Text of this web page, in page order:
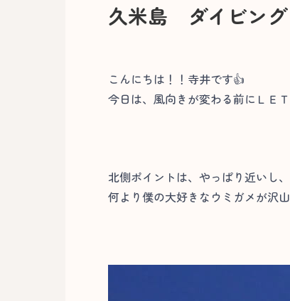
久米島 ダイビン
こんにちは！！寺井です👍
今日は、風向きが変わる前にＬＥ
北側ポイントは、やっぱり近いし、
何より僕の大好きなウミガメが沢